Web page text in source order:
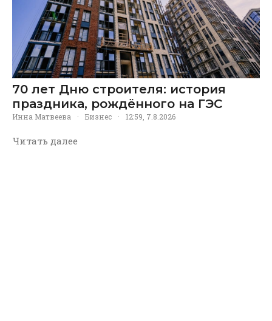
70 лет Дню строителя: история
праздника, рождённого на ГЭС
Инна Матвеева · Бизнес · 12:59, 7.8.2026
Читать далее